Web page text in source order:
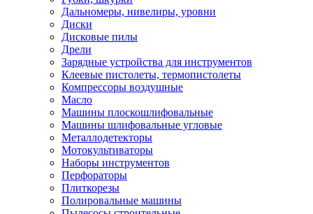
Дальномеры, нивелиры, уровни
Диски
Дисковые пилы
Дрели
Зарядные устройства для инструментов
Клеевые пистолеты, термопистолеты
Компрессоры воздушные
Масло
Машины плоскошлифовальные
Машины шлифовальные угловые
Металлодетекторы
Мотокультиваторы
Наборы инструментов
Перфораторы
Плиткорезы
Полировальные машины